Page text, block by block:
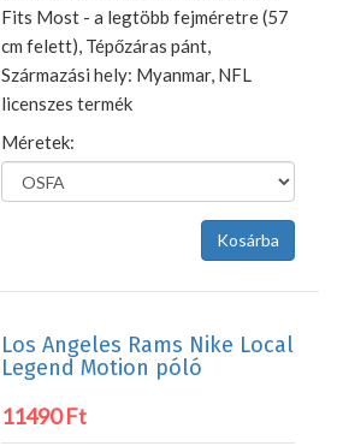
Fits Most - a legtöbb fejméretre (57
cm felett), Tépőzáras pánt,
Származási hely: Myanmar, NFL
licenszes termék
Méretek:
Los Angeles Rams Nike Local
Legend Motion póló
11490 Ft